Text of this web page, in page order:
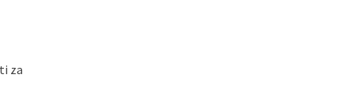
za